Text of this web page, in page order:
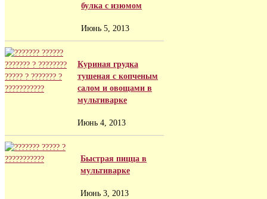
булка с изюмом
Июнь 5, 2013
Куриная грудка
тушеная с копченым
салом и овощами в
мультиварке
Июнь 4, 2013
Быстрая пицца в
мультиварке
Июнь 3, 2013